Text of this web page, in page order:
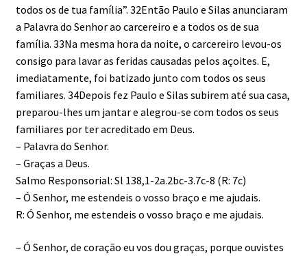
todos os de tua família”. 32Então Paulo e Silas anunciaram
a Palavra do Senhor ao carcereiro e a todos os de sua
família. 33Na mesma hora da noite, o carcereiro levou-os
consigo para lavar as feridas causadas pelos açoites. E,
imediatamente, foi batizado junto com todos os seus
familiares. 34Depois fez Paulo e Silas subirem até sua casa,
preparou-lhes um jantar e alegrou-se com todos os seus
familiares por ter acreditado em Deus.
– Palavra do Senhor.
– Graças a Deus.
Salmo Responsorial: Sl 138,1-2a.2bc-3.7c-8 (R: 7c)
– Ó Senhor, me estendeis o vosso braço e me ajudais.
R: Ó Senhor, me estendeis o vosso braço e me ajudais.
– Ó Senhor, de coração eu vos dou graças, porque ouvistes